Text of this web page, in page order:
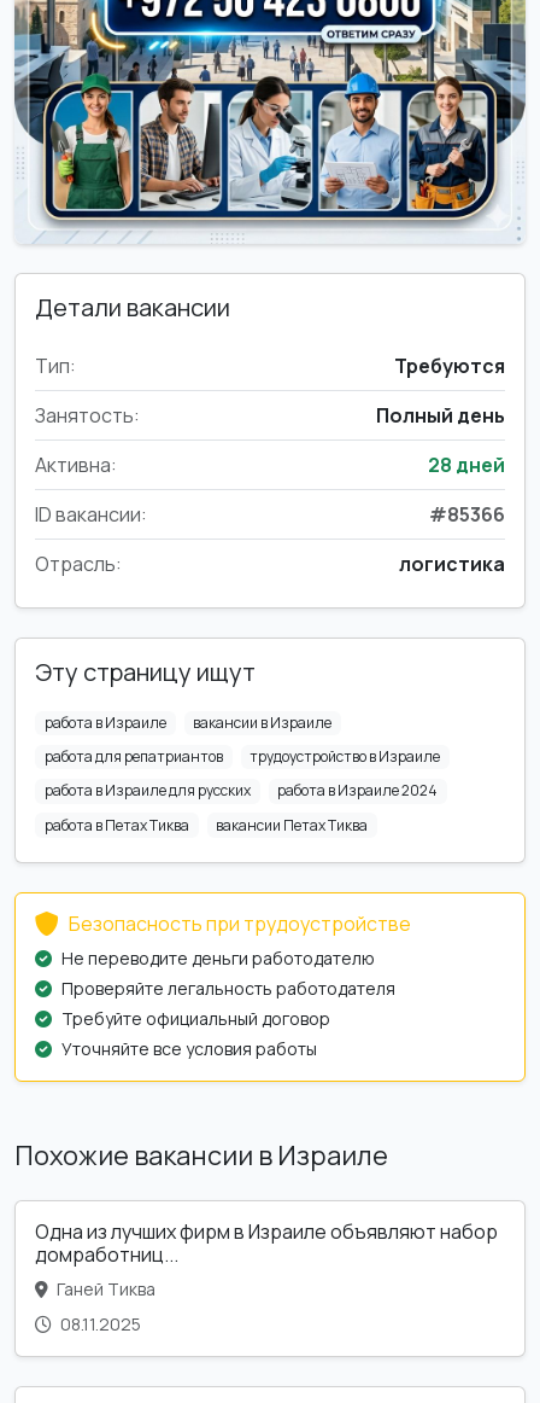
Детали вакансии
Тип:
Требуются
Занятость:
Полный день
Активна:
28 дней
ID вакансии:
#85366
Отрасль:
логистика
Эту страницу ищут
работа в Израиле
вакансии в Израиле
работа для репатриантов
трудоустройство в Израиле
работа в Израиле для русских
работа в Израиле 2024
работа в Петах Тиква
вакансии Петах Тиква
Безопасность при трудоустройстве
Не переводите деньги работодателю
Проверяйте легальность работодателя
Требуйте официальный договор
Уточняйте все условия работы
Похожие вакансии в Израиле
Одна из лучших фирм в Израиле объявляют набор
домработниц...
Ганей Тиква
08.11.2025